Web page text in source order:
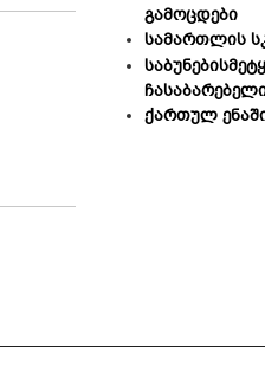
გამოცდები
სამართლის
ქართულ